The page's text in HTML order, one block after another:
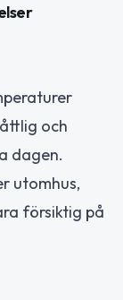
och
dagen.
utomhus,
försiktig på